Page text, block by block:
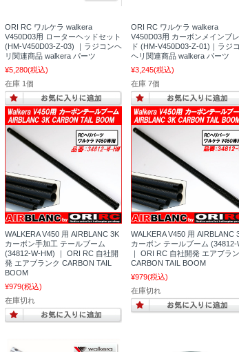
ORI RC ワルケラ walkera
V450D03用 ローターヘッドセット
(HM-V450D03-Z-03) ｜ラジコンヘ
リ関連商品 walkera パーツ
¥5,280(税込)
在庫 1個
ORI RC ワルケラ walkera
V450D03用 カーボンメインブ
ド (HM-V450D03-Z-01)｜ラジ
ヘリ関連商品 walkera パーツ
¥3,245(税込)
在庫 7個
WALKERA V450 用 AIRBLANC 3K
カーボン手加工 テールブーム
(34812-W-HM) ｜ ORI RC 自社開
発 エアブランク CARBON TAIL
BOOM
¥979(税込)
在庫切れ
WALKERA V450 用 AIRBLANC
カーボン テールブーム (34812-
｜ ORI RC 自社開発 エアブラ
CARBON TAIL BOOM
¥979(税込)
在庫切れ